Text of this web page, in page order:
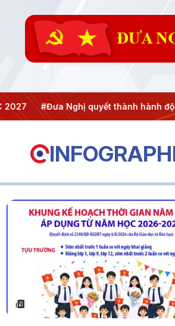
#Đưa Nghị quyết thành hành động